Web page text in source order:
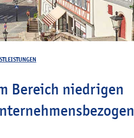
Bereich niedrigen